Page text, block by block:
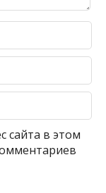
сайта в этом